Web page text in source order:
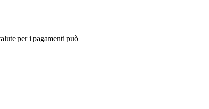
per i pagamenti può